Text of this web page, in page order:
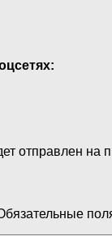
отправлен на